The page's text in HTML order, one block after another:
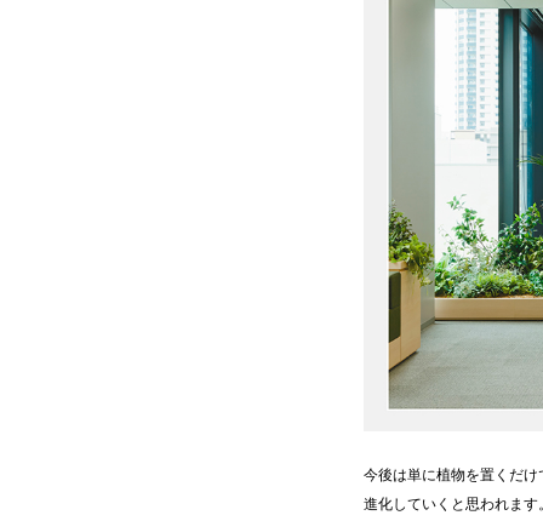
今後は単に植物を置くだ
進化していくと思われま